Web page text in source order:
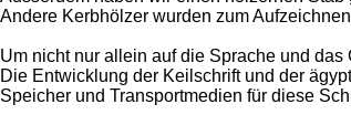
Andere Kerbhölzer wurden zum
Um nicht nur allein auf die Sprache und
Die Entwicklung der Keilschrift und der
Speicher und Transportmedien für diese